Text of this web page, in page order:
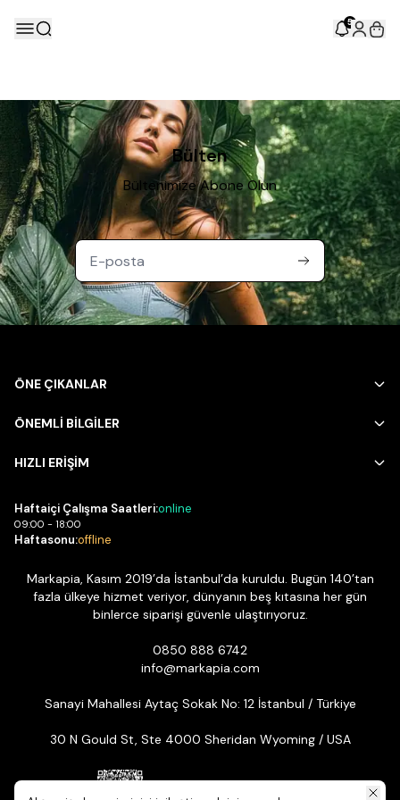
5
Bülten
Bültenimize Abone Olun
ÖNE ÇIKANLAR
ÖNEMLİ BİLGİLER
HIZLI ERİŞİM
Haftaiçi Çalışma Saatleri:online
09:00 - 18:00
Haftasonu:offline
Markapia, Kasım 2019’da İstanbul’da kuruldu. Bugün 140’tan
fazla ülkeye hizmet veriyor, dünyanın beş kıtasına her gün
binlerce siparişi güvenle ulaştırıyoruz.
0850 888 6742
info@markapia.com
Sanayi Mahallesi Aytaç Sokak No: 12 İstanbul / Türkiye
30 N Gould St, Ste 4000 Sheridan Wyoming / USA